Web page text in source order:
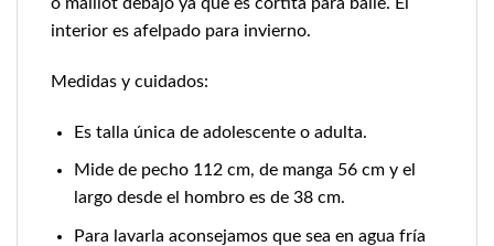
interior es afelpado para invierno.
Medidas y cuidados:
Es talla única de adolescente o adulta.
Mide de pecho 112 cm, de manga 56 cm y el
largo desde el hombro es de 38 cm.
Para lavarla aconsejamos que sea en agua fría